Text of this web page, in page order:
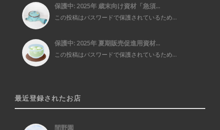
保護中: 2025年 歳末向け資材「急須...
この投稿はパスワードで保護されているため...
保護中: 2025年 夏期販売促進用資材...
この投稿はパスワードで保護されているため...
最近登録されたお店
間野園